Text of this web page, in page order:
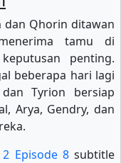
dan Qhorin ditawan
tamu di
penting.
beberapa hari lagi
Tyrion bersiap
Arya, Gendry, dan
Episode 8subtitle